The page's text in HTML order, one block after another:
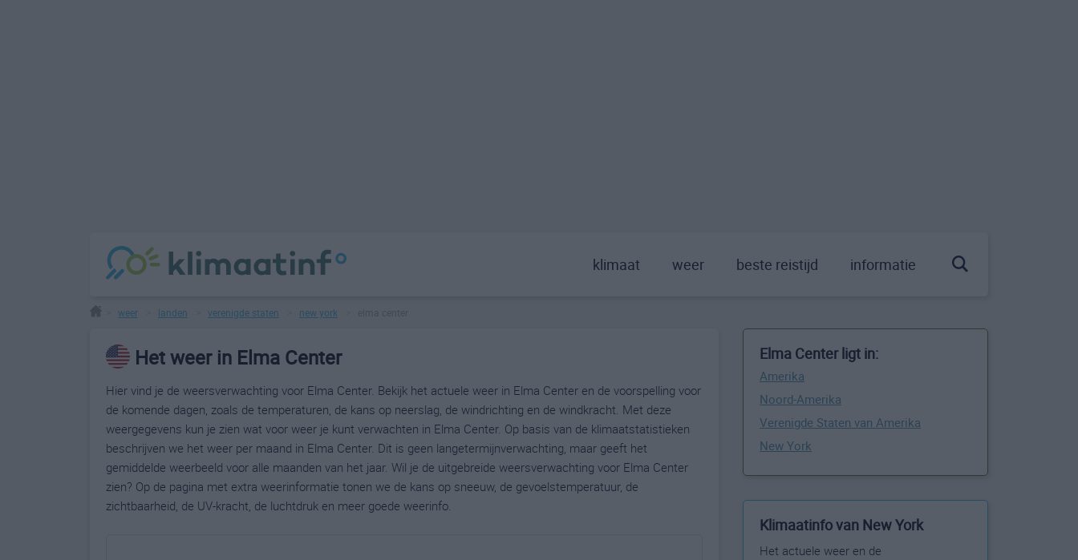
klimaat weer beste reistijd informatie
weer landen verenigde staten new york
Het weer in Elma Center
Hier vind je de weersverwachting voor Elma Center. Bekijk het actuele weer in Elma Center en de voorspelling voor
de komende dagen, zoals de temperaturen, de kans op neerslag, de windrichting en de windkracht. Met deze
weergegevens kun je zien wat voor weer je kunt verwachten in Elma Center. Op basis van de klimaatstatistieken
beschrijven we het weer per maand in Elma Center. Dit is geen langetermijnverwachting, maar geeft het
gemiddelde weerbeeld voor alle maanden van het jaar. Wil je de uitgebreide weersverwachting voor Elma Center
zien? Op de pagina met extra weerinformatie tonen we de kans op sneeuw, de gevoelstemperatuur, de
zichtbaarheid, de UV-kracht, de luchtdruk en meer goede weerinfo.
Elma Center ligt in:
Amerika
Noord-Amerika
Verenigde Staten van Amerika
New York
Klimaatinfo van New York
Het actuele weer en de